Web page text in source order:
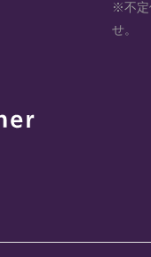
※不定
せ。